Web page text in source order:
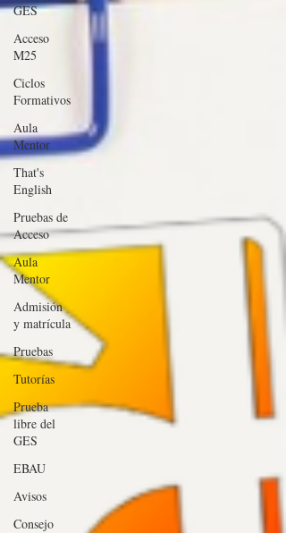
GES
Acceso
M25
Ciclos
Formativos
Aula
Mentor
That's
English
Pruebas de
Acceso
Aula
Mentor
Admisión
y matrícula
Pruebas
Tutorías
Prueba
libre del
GES
EBAU
Avisos
Consejo